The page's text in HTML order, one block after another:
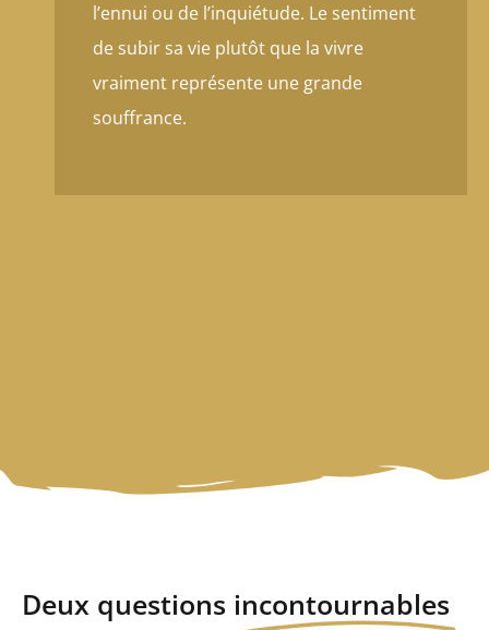
l’ennui ou de l’inquiétude. Le sentiment
de subir sa vie plutôt que la vivre
vraiment représente une grande
souffrance.
Deux questions incontournables